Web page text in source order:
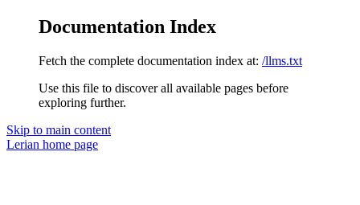
Documentation Index
Fetch the complete documentation index at: /llms.txt
Use this file to discover all available pages before
exploring further.
Skip to main content
Lerian home page